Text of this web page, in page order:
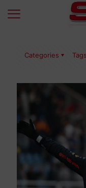
Categories Tags